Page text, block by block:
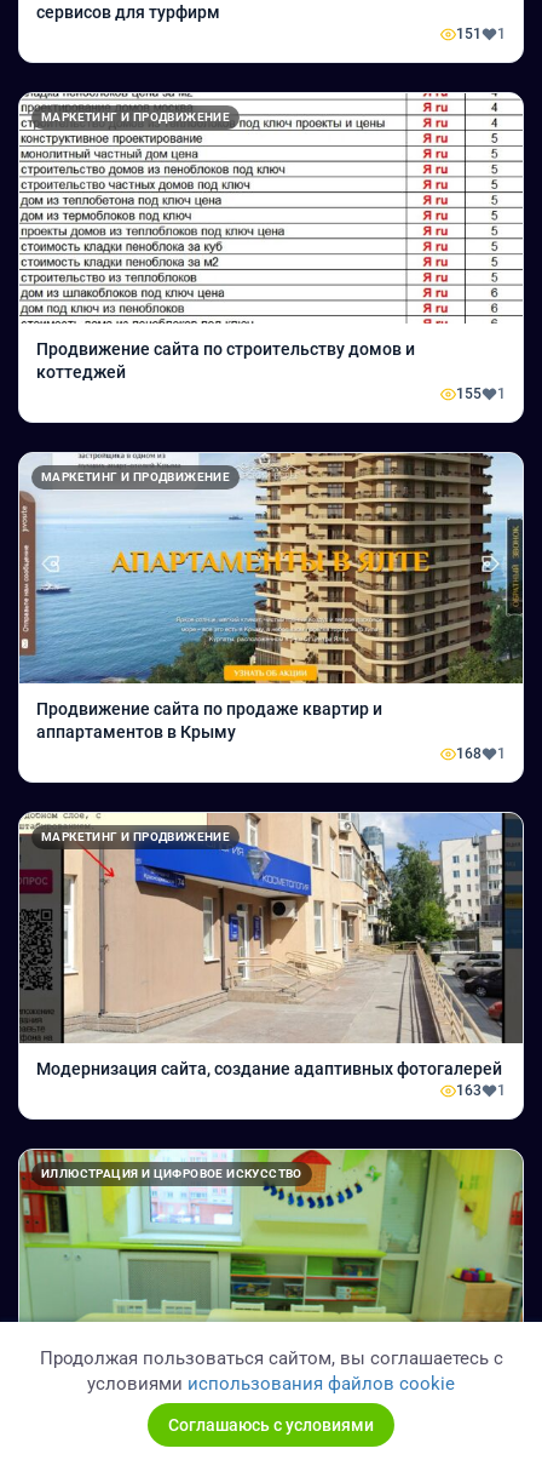
сервисов для турфирм
151 1
МАРКЕТИНГ И ПРОДВИЖЕНИЕ
Продвижение сайта по строительству домов и
коттеджей
155 1
МАРКЕТИНГ И ПРОДВИЖЕНИЕ
Продвижение сайта по продаже квартир и
аппартаментов в Крыму
168 1
МАРКЕТИНГ И ПРОДВИЖЕНИЕ
Модернизация сайта, создание адаптивных фотогалерей
163 1
ИЛЛЮСТРАЦИЯ И ЦИФРОВОЕ ИСКУССТВО
3D-Тур сайт по детскому саду "Рада"
Продолжая пользоваться сайтом, вы соглашаетесь с
условиями использования файлов cookie
Соглашаюсь с условиями